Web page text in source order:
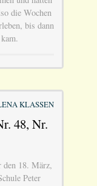
die Wochen
bis dann
KLASSEN
48, Nr.
den 18. März,
Peter